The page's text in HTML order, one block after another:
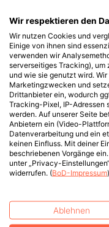
Wir respektieren den
Wir nutzen Cookies und
Einige von ihnen sind
verwenden wir
serverseitiges Tracking), um
und wie sie genutzt wird.
Marketingzwecken und
Drittanbieter ein, wodurch
Tracking-Pixel, IP-
werden. Auf unserer Seite
Anbietern ein (Video-
Datenverarbeitung und ein
keinen Einfluss. Mit deiner
beschriebenen Vorgänge
unter „Privacy-
widerrufen. (BoD-Impressum)
Ablehnen